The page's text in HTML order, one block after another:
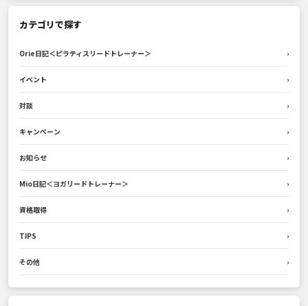
カテゴリで探す
Orie日記＜ピラティスリードトレーナー＞ ›
イベント ›
対談 ›
キャンペーン ›
お知らせ ›
Mio日記＜ヨガリードトレーナー＞ ›
資格取得 ›
TIPS ›
その他 ›